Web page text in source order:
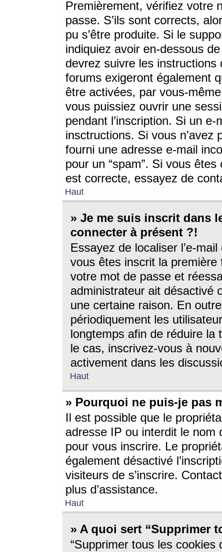
Premièrement, vérifiez votre
passe. S’ils sont corrects,
pu s’être produite. Si le
indiquiez avoir en-dessous
devrez suivre les
forums exigeront également
être activées, par vous-
vous puissiez ouvrir une
pendant l’inscription. Si un
insctructions. Si vous n’avez
fourni une adresse e-mail
pour un “spam”. Si vous
est correcte, essayez de
Haut
» Je me suis inscrit dans
connecter à présent ?!
Essayez de localiser l’e-
vous êtes inscrit la première
votre mot de passe et
administrateur ait désactivé
une certaine raison. En
périodiquement les
longtemps afin de réduire la
le cas, inscrivez-vous à
activement dans les
Haut
» Pourquoi ne puis-je pas
Il est possible que le
adresse IP ou interdit le nom
pour vous inscrire. Le
également désactivé
visiteurs de s’inscrire.
plus d’assistance.
Haut
» A quoi sert “Supprimer
“Supprimer tous les cookies